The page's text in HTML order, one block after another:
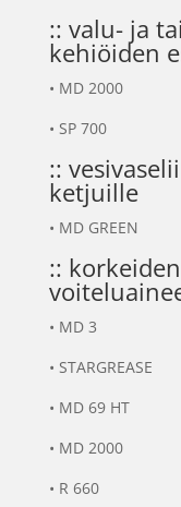
:: valu- ja
kehiöiden
• MD 2000
• SP 700
::
ketjuille
• MD GREEN
::
• MD 3
• STARGREASE
• MD 69 HT
• MD 2000
• R 660